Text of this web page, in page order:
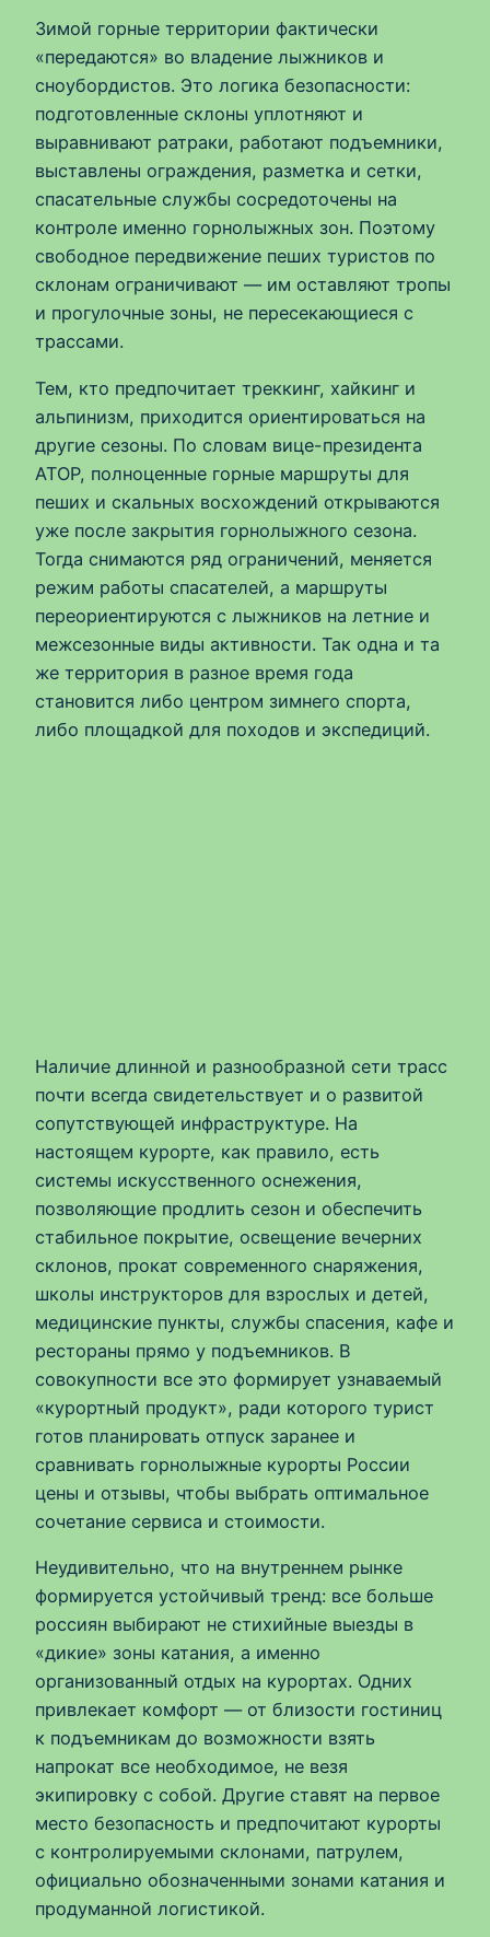
Зимой горные территории фактически
«передаются» во владение лыжников и
сноубордистов. Это логика безопасности:
подготовленные склоны уплотняют и
выравнивают ратраки, работают подъемники,
выставлены ограждения, разметка и сетки,
спасательные службы сосредоточены на
контроле именно горнолыжных зон. Поэтому
свободное передвижение пеших туристов по
склонам ограничивают — им оставляют тропы
и прогулочные зоны, не пересекающиеся с
трассами.
Тем, кто предпочитает треккинг, хайкинг и
альпинизм, приходится ориентироваться на
другие сезоны. По словам вице-президента
АТОР, полноценные горные маршруты для
пеших и скальных восхождений открываются
уже после закрытия горнолыжного сезона.
Тогда снимаются ряд ограничений, меняется
режим работы спасателей, а маршруты
переориентируются с лыжников на летние и
межсезонные виды активности. Так одна и та
же территория в разное время года
становится либо центром зимнего спорта,
либо площадкой для походов и экспедиций.
Наличие длинной и разнообразной сети трасс
почти всегда свидетельствует и о развитой
сопутствующей инфраструктуре. На
настоящем курорте, как правило, есть
системы искусственного оснежения,
позволяющие продлить сезон и обеспечить
стабильное покрытие, освещение вечерних
склонов, прокат современного снаряжения,
школы инструкторов для взрослых и детей,
медицинские пункты, службы спасения, кафе и
рестораны прямо у подъемников. В
совокупности все это формирует узнаваемый
«курортный продукт», ради которого турист
готов планировать отпуск заранее и
сравнивать горнолыжные курорты России
цены и отзывы, чтобы выбрать оптимальное
сочетание сервиса и стоимости.
Неудивительно, что на внутреннем рынке
формируется устойчивый тренд: все больше
россиян выбирают не стихийные выезды в
«дикие» зоны катания, а именно
организованный отдых на курортах. Одних
привлекает комфорт — от близости гостиниц
к подъемникам до возможности взять
напрокат все необходимое, не везя
экипировку с собой. Другие ставят на первое
место безопасность и предпочитают курорты
с контролируемыми склонами, патрулем,
официально обозначенными зонами катания и
продуманной логистикой.